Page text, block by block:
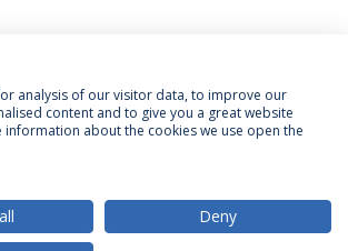
Privacidade
Termos & Condições
analysis of our visitor data, to improve our
content and to give you a great website
information about the cookies we use open the
Deny